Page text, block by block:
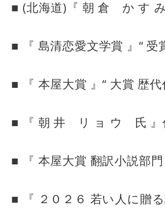
■ (北海道)『 朝 倉 か す
■ 『 島清恋愛文学賞 』“ 受
■ 『 本屋大賞 』“ 大賞 歴
■ 『 朝 井 リ ョ ウ 氏 』
■ 『 本屋大賞 翻訳小説部
■ 『 ２０２６ 若い人に贈